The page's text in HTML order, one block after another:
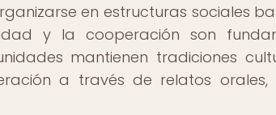
en estructuras sociales
y la cooperación son
mantienen tradiciones
a través de relatos orales,